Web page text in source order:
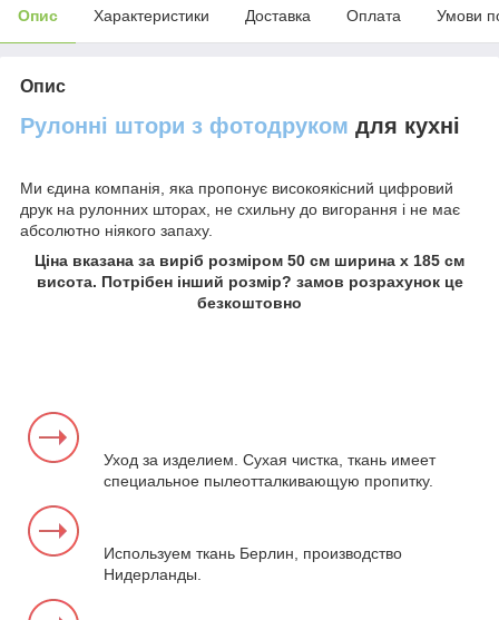
Опис Характеристики Доставка Оплата Умови
Опис
Рулонні штори з фотодруком для кухні
Ми єдина компанія, яка пропонує високоякісний цифровий
друк на рулонних шторах, не схильну до вигорання і не має
абсолютно ніякого запаху.
Ціна вказана за виріб розміром 50 см ширина х 185 см
висота. Потрібен інший розмір? замов розрахунок це
безкоштовно
Уход за изделием. Сухая чистка, ткань имеет
специальное пылеотталкивающую пропитку.
Используем ткань Берлин, производство
Нидерланды.